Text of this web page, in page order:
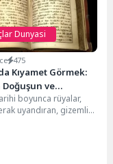
Dunyasi
475
Kıyamet Görmek:
ve
Habercisi
boyunca rüyalar,
uyandıran, gizemli